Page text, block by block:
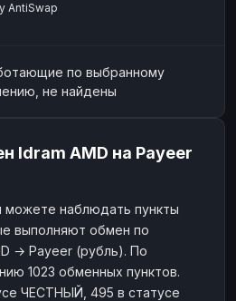
RUB СБЕР
ПЕРЕВОДЫ
USD
USD
ЗК
WU
AntiSwap
по выбранному
не найдены
Idram AMD на Payeer
наблюдать пункты
выполняют обмен по
→ Payeer (рубль). По
1023 обменных пунктов.
ЧЕСТНЫЙ, 495 в статусе